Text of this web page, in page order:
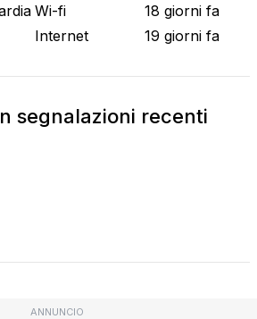
Wi-fi
18 giorni fa
Internet 19 giorni fa
segnalazioni recenti
ANNUNCIO